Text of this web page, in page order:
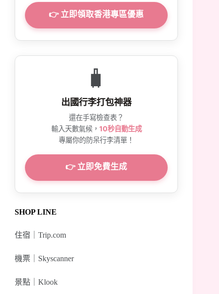
👉 立即領取香港專區優惠
🧳
出國行李打包神器
還在手寫檢查表？
輸入天數氣候， 10秒自動生成
專屬你的防呆行李清單！
👉 立即免費生成
SHOP LINE
住宿｜ Trip.com
機票｜ Skyscanner
景點｜ Klook